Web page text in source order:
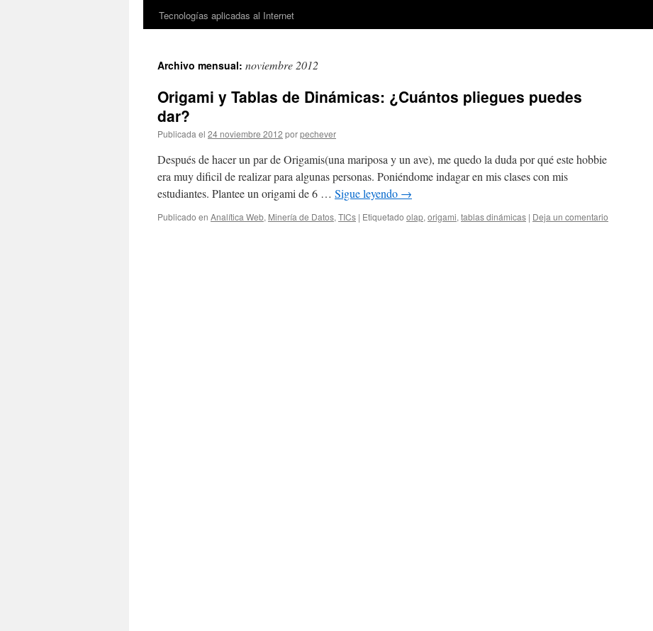
Tecnologías aplicadas al Internet
Archivo mensual: noviembre 2012
Origami y Tablas de Dinámicas: ¿Cuántos pliegues puedes
dar?
Publicada el 24 noviembre 2012 porpechever
Después de hacer un par de Origamis(una mariposa y un ave), me quedo la duda por qué este hobbie
era muy dificil de realizar para algunas personas. Poniéndome indagar en mis clases con mis
estudiantes. Plantee un origami de 6 … Sigue leyendo →
Publicado en Analítica Web, Minería de Datos, TICs | Etiquetado olap, origami, tablas dinámicas | Deja un comentario